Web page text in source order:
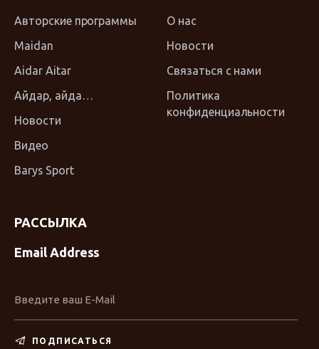
Авторские программы
Maidan
Aidar Aitar
Айдар, айда…
Новости
Видео
Barys Sport
О нас
Новости
Связаться с нами
Политика
конфиденциальности
РАССЫЛКА
Email Address
ПОДПИСАТЬСЯ